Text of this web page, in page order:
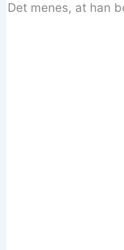
Det menes, at han